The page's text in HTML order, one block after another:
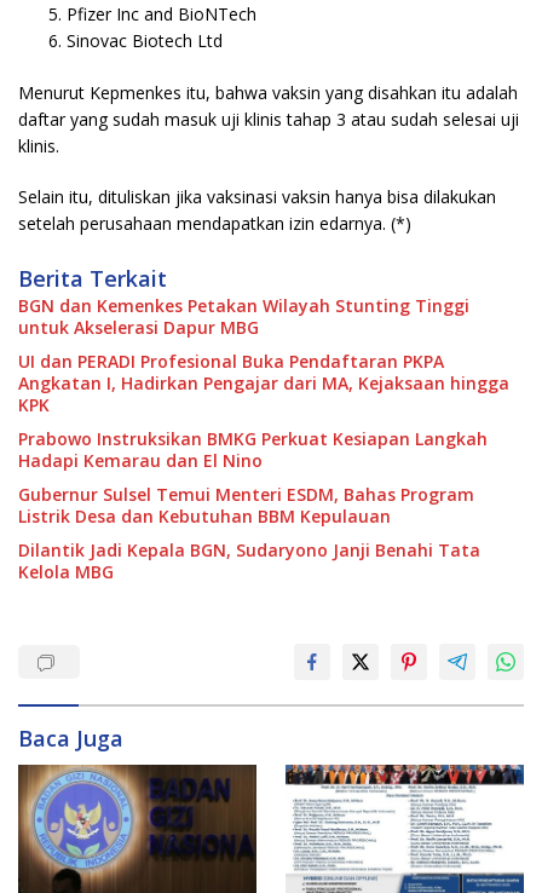
Pfizer Inc and BioNTech
Sinovac Biotech Ltd
Menurut Kepmenkes itu, bahwa vaksin yang disahkan itu adalah
daftar yang sudah masuk uji klinis tahap 3 atau sudah selesai uji
klinis.
Selain itu, dituliskan jika vaksinasi vaksin hanya bisa dilakukan
setelah perusahaan mendapatkan izin edarnya. (*)
Berita Terkait
BGN dan Kemenkes Petakan Wilayah Stunting Tinggi
untuk Akselerasi Dapur MBG
UI dan PERADI Profesional Buka Pendaftaran PKPA
Angkatan I, Hadirkan Pengajar dari MA, Kejaksaan hingga
KPK
Prabowo Instruksikan BMKG Perkuat Kesiapan Langkah
Hadapi Kemarau dan El Nino
Gubernur Sulsel Temui Menteri ESDM, Bahas Program
Listrik Desa dan Kebutuhan BBM Kepulauan
Dilantik Jadi Kepala BGN, Sudaryono Janji Benahi Tata
Kelola MBG
Baca Juga